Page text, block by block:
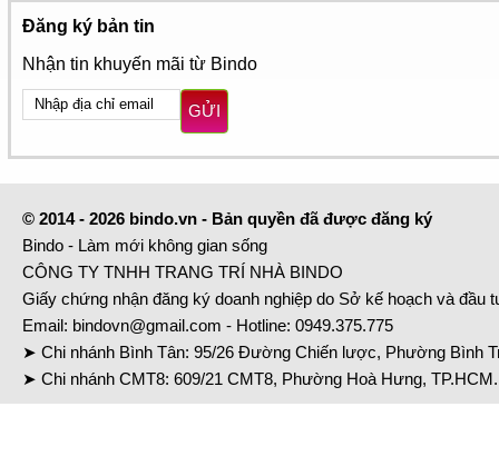
Đăng ký bản tin
Nhận tin khuyến mãi từ Bindo
GỬI
© 2014 - 2026 bindo.vn - Bản quyền đã được đăng ký
Bindo - Làm mới không gian sống
CÔNG TY TNHH TRANG TRÍ NHÀ BINDO
Giấy chứng nhận đăng ký doanh nghiệp do Sở kế hoạch và đầu
Email: bindovn@gmail.com - Hotline: 0949.375.775
➤ Chi nhánh Bình Tân: 95/26 Đường Chiến lược, Phường Bình
➤ Chi nhánh CMT8: 609/21 CMT8, Phường Hoà Hưng,